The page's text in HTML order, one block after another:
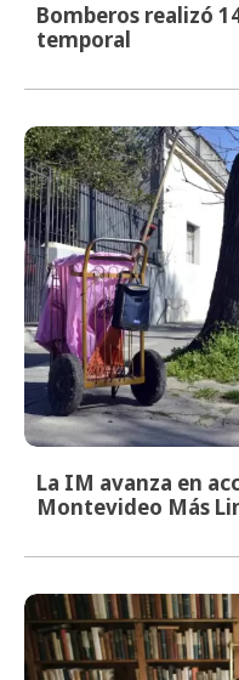
Bomberos realizó
temporal
La IM avanza en
Montevideo Más